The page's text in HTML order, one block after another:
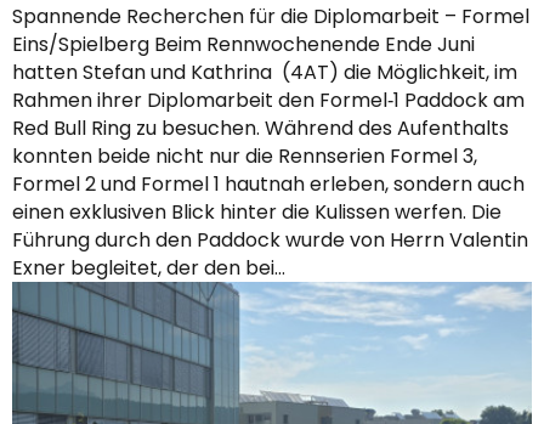
Spannende Recherchen für die Diplomarbeit – Formel
Eins/Spielberg Beim Rennwochenende Ende Juni
hatten Stefan und Kathrina (4AT) die Möglichkeit, im
Rahmen ihrer Diplomarbeit den Formel‑1 Paddock am
Red Bull Ring zu besuchen. Während des Aufenthalts
konnten beide nicht nur die Rennserien Formel 3,
Formel 2 und Formel 1 hautnah erleben, sondern auch
einen exklusiven Blick hinter die Kulissen werfen. Die
Führung durch den Paddock wurde von Herrn Valentin
Exner begleitet, der den bei…